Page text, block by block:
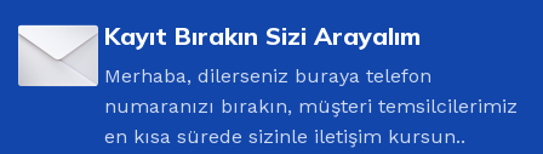
Kayıt Bırakın Sizi Arayalım
Merhaba, dilerseniz buraya telefon
numaranızı bırakın, müşteri temsilcilerimiz
en kısa sürede sizinle iletişim kursun..